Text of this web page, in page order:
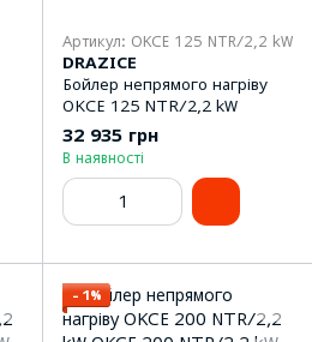
Артикул: OKCE 125 NTR/2,2 kW
DRAZICE
Бойлер непрямого нагріву
OKCE 125 NTR/2,2 kW
32 935 грн
В наявності
−1%